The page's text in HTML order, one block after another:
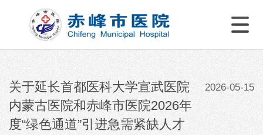
关于延长首都医科大学宣武医院
内蒙古医院和赤峰市医院2026年
度“绿色通道”引进急需紧缺人才
2026-05-15